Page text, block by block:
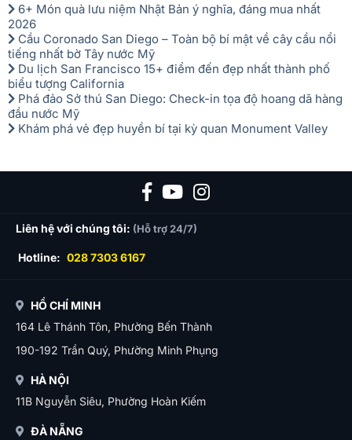
6+ Món quà lưu niệm Nhật Bản ý nghĩa, đáng mua nhất
2026
Cầu Coronado San Diego – Toàn bộ bí mật về cây cầu nổi
tiếng nhất bờ Tây nước Mỹ
Du lịch San Francisco 15+ điểm đến đẹp nhất thành phố
biểu tượng California
Phá đảo Sở thú San Diego: Check-in tọa độ hoang dã hàng
đầu nước Mỹ
Khám phá vẻ đẹp huyền bí tại kỳ quan Monument Valley
Liên hệ với chúng tôi: (Hỗ trợ 24/7)
Hotline: 028 7303 6167
HỒ CHÍ MINH
164 Lê Thánh Tôn, Phường Bến Thành
190-192 Trần Quý, Phường Minh Phụng
HÀ NỘI
11B Nguyễn Siêu, Phường Hoàn Kiếm
ĐÀ NẴNG